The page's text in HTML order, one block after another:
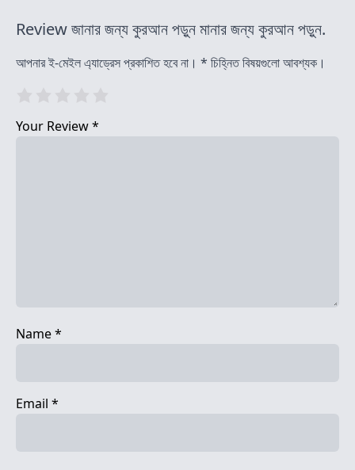
Review জানার জন্য কুরআন পড়ুন মানার জন্য কুরআন পড়ুন.
আপনার ই-মেইল এ্যাড্রেস প্রকাশিত হবে না। * চিহ্নিত বিষয়গুলো আবশ্যক।
Your Review*
Name*
Email *